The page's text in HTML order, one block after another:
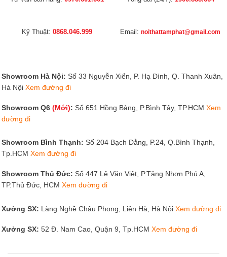
Showroom Hà Nội:Số 33 Nguyễn Xiển, P. Hạ Đình, Q. Thanh Xuân,
Xem đường đi
Showroom Bình Thạnh:
Tp.HCM
Xem đường đi
Showroom Thủ Đức:
Xưởng SX: Làng Nghề Châu Phong, Liên Hà, Hà Nội
52 Đ. Nam Cao, Quận 9, Tp.HCM Xem đường đi
Chính sách bảo mật thông tin
Hướng dẫn mua hàng